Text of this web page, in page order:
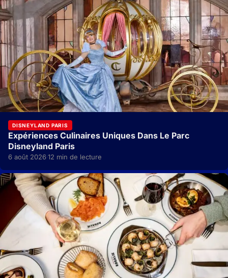
DISNEYLAND PARIS
Expériences Culinaires Uniques Dans Le Parc
Disneyland Paris
6 août 2026·12 min de lecture